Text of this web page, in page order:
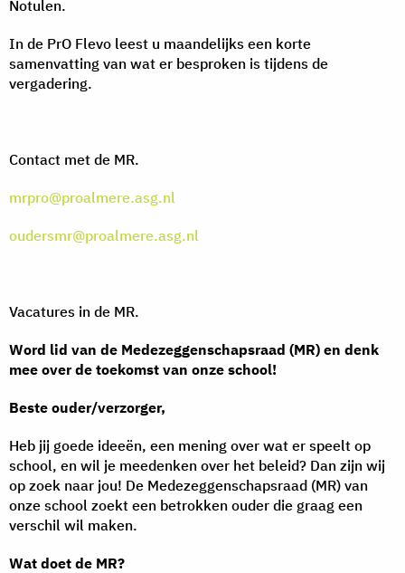
Notulen.
In de PrO Flevo leest u maandelijks een korte
samenvatting van wat er besproken is tijdens de
vergadering.
Contact met de MR.
mrpro@proalmere.asg.nl
oudersmr@proalmere.asg.nl
Vacatures in de MR.
Word lid van de Medezeggenschapsraad (MR) en denk
mee over de toekomst van onze school!
Beste ouder/verzorger,
Heb jij goede ideeën, een mening over wat er speelt op
school, en wil je meedenken over het beleid? Dan zijn wij
op zoek naar jou! De Medezeggenschapsraad (MR) van
onze school zoekt een betrokken ouder die graag een
verschil wil maken.
Wat doet de MR?